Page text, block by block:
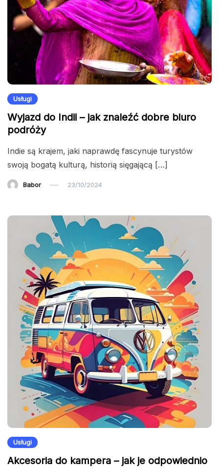
Usługi
Wyjazd do Indii – jak znaleźć dobre biuro
podróży
Indie są krajem, jaki naprawdę fascynuje turystów
swoją bogatą kulturą, historią sięgającą […]
Babor 23/10/2024
Usługi
Akcesoria do kampera – jak je odpowiednio